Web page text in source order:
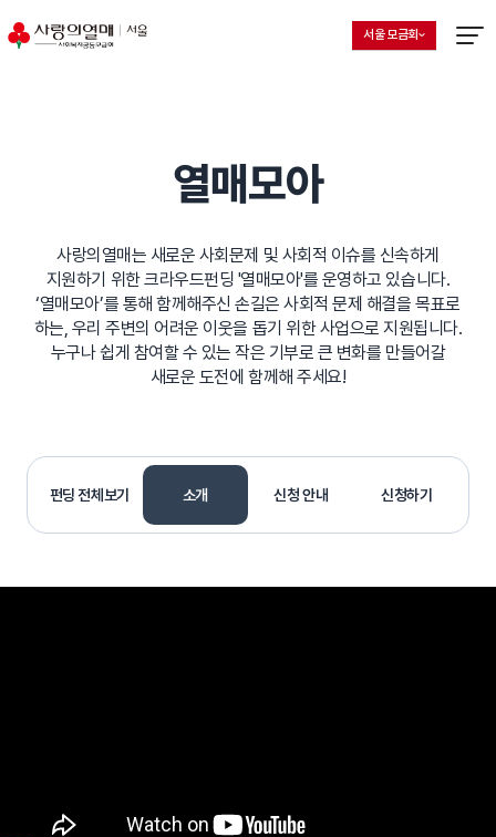
지회 선택 목록 열기
현재 선택된 지회
서울 모금회
열매모아
사랑의열매는 새로운 사회문제 및 사회적 이슈를 신속하게
지원하기 위한 크라우드펀딩 '열매모아'를 운영하고 있습니다.
‘열매모아’를 통해 함께해주신 손길은 사회적 문제 해결을 목표로
하는, 우리 주변의 어려운 이웃을 돕기 위한 사업으로 지원됩니다.
누구나 쉽게 참여할 수 있는 작은 기부로 큰 변화를 만들어갈
새로운 도전에 함께해 주세요!
펀딩전체보기 소개 신청 안내 신청하기
소개